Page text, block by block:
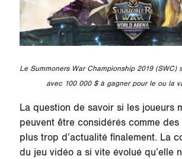
Le Summoners War Championship 2019 (SWC)
avec 100 000 $ à gagner pour le ou la
La question de savoir si les joueurs
peuvent être considérés comme des
plus trop d’actualité finalement. La
du jeu vidéo a si vite évolué qu’elle